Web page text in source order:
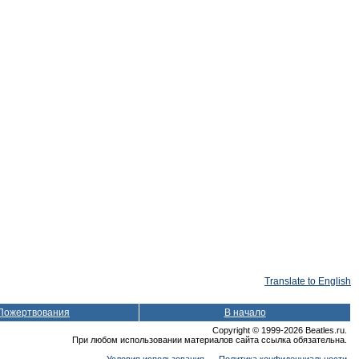
Translate to English
В начало
Copyright © 1999-2026 Beatles.ru.
При любом использовании материалов сайта ссылка обязательна.